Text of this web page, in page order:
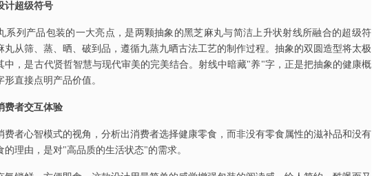
计超级符号
系列产品包装的一大亮点，是两颗抽象的黑芝麻丸与简洁上升状射线所融合的超级符
丸从筛、蒸、晒、破到品，遵循九蒸九晒古法工艺的制作过程。抽象的双圆造型将太极
中，是古代贤哲智慧与现代审美的完美结合。射线中暗藏"养"字，正是把抽象的健康概
直接点明产品价值。
费者交互体验
费者心智模式的视角，分析出消费者选择健康零食，而非没有零食属性的滋补品和没有
的理由，是对"高品质的生活状态"的需求。